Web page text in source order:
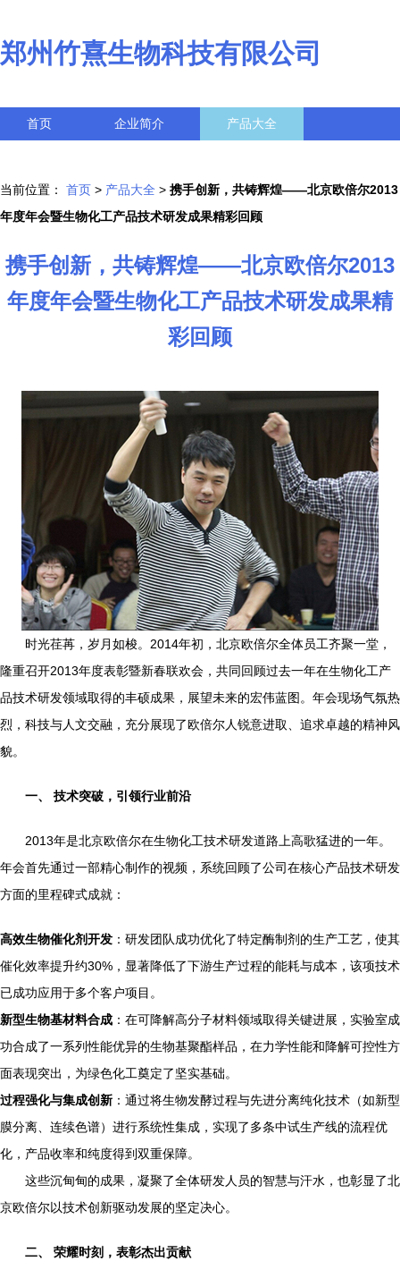
郑州竹熹生物科技有限公司
首页 企业简介 产品大全
当前位置： 首页 > 产品大全 > 携手创新，共铸辉煌——北京欧倍尔2013
年度年会暨生物化工产品技术研发成果精彩回顾
携手创新，共铸辉煌——北京欧倍尔2013
年度年会暨生物化工产品技术研发成果精
彩回顾
时光荏苒，岁月如梭。2014年初，北京欧倍尔全体员工齐聚一堂，
隆重召开2013年度表彰暨新春联欢会，共同回顾过去一年在生物化工产
品技术研发领域取得的丰硕成果，展望未来的宏伟蓝图。年会现场气氛热
烈，科技与人文交融，充分展现了欧倍尔人锐意进取、追求卓越的精神风
貌。
一、 技术突破，引领行业前沿
2013年是北京欧倍尔在生物化工技术研发道路上高歌猛进的一年。
年会首先通过一部精心制作的视频，系统回顾了公司在核心产品技术研发
方面的里程碑式成就：
高效生物催化剂开发 ：研发团队成功优化了特定酶制剂的生产工艺，使其
催化效率提升约30%，显著降低了下游生产过程的能耗与成本，该项技术
已成功应用于多个客户项目。
新型生物基材料合成 ：在可降解高分子材料领域取得关键进展，实验室成
功合成了一系列性能优异的生物基聚酯样品，在力学性能和降解可控性方
面表现突出，为绿色化工奠定了坚实基础。
过程强化与集成创新 ：通过将生物发酵过程与先进分离纯化技术（如新型
膜分离、连续色谱）进行系统性集成，实现了多条中试生产线的流程优
化，产品收率和纯度得到双重保障。
这些沉甸甸的成果，凝聚了全体研发人员的智慧与汗水，也彰显了北
京欧倍尔以技术创新驱动发展的坚定决心。
二、 荣耀时刻，表彰杰出贡献